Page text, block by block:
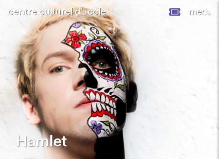
centre culturel d’uccle menu
Hamlet